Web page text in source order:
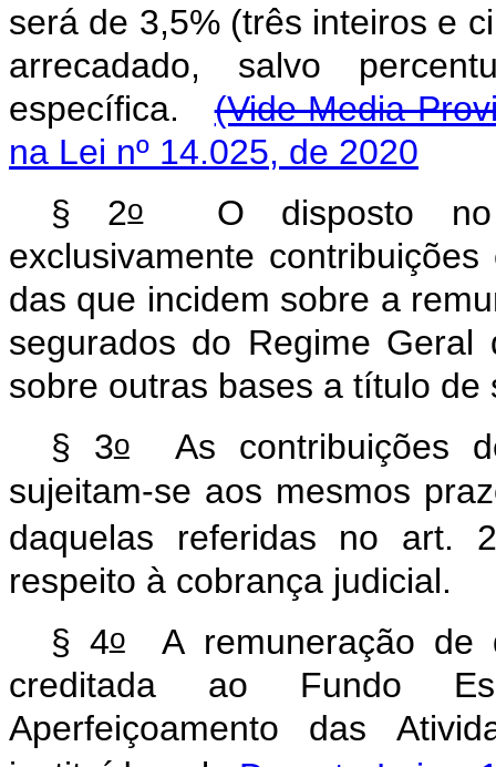
será de 3,5% (três inteiros e
arrecadado,
salvo
específica.(Vide Media
na Lei nº 14.025, de 2020
§
2o O disposto no
exclusivamente contribuições
das que incidem sobre a
segurados do Regime Geral
sobre outras bases a título de
§
3o As contribuições
sujeitam-se aos mesmos
daquelas
referidas no art.
2
respeito à cobrança judicial.
§ 4o A remuneração de
creditada
ao Fundo
Aperfeiçoamento
das